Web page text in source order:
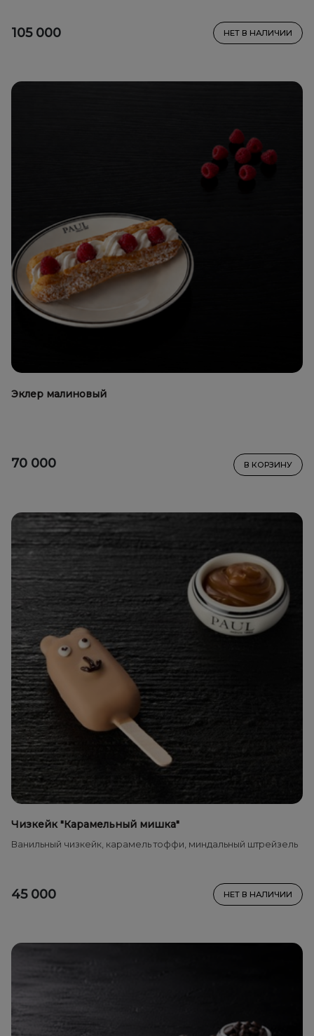
105 000 НЕТ В НАЛИЧИИ
Эклер малиновый
70 000 В КОРЗИНУ
Чизкейк "Карамельный мишка"
Ванильный чизкейк, карамель тоффи, миндальный штрейзель
45 000 НЕТ В НАЛИЧИИ